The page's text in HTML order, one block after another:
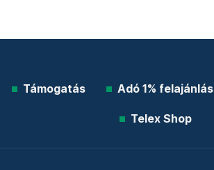
Támogatás Adó 1% felajánlás
Telex Shop